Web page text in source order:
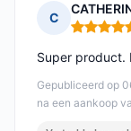
C
Gepubliceerd op
na een aankoop
Super product.